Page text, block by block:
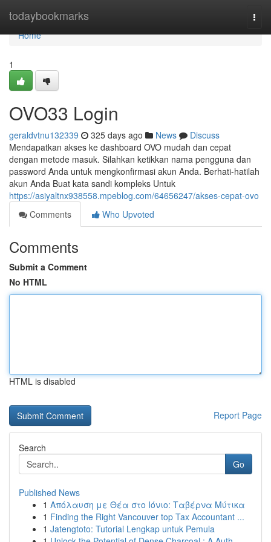
todaybookmarks
Home
Home
1
OVO33 Login
geraldvtnu132339 325 days ago News
Discuss
Mendapatkan akses ke dashboard OVO mudah dan cepat
dengan metode masuk. Silahkan ketikkan nama pengguna dan
password Anda untuk mengkonfirmasi akun Anda. Berhati-hatilah
akun Anda Buat kata sandi kompleks Untuk
https://asiyaltnx938558.mpeblog.com/64656247/akses-cepat-ovo
Comments
Who Upvoted
Comments
Submit a Comment
No HTML
HTML is disabled
Report Page
Search
Go
Published News
1 Απόλαυση με Θέα στο Ιόνιο: Ταβέρνα Μύτικα
1 Finding the Right Vancouver top Tax Accountant ...
1 Jatengtoto: Tutorial Lengkap untuk Pemula